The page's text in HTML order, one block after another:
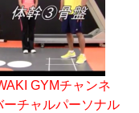
GYMチャンネ
ーチャルパーソナル